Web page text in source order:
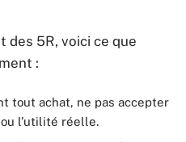
des 5R, voici ce que
:
tout achat, ne pas accepter
ou l’utilité réelle.